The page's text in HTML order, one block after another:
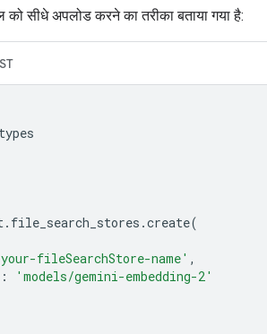
सीधे अपलोड करने का तरीका बताया गया है:
types
. file_search_stores .create(
fileSearchStore-name' ,
:
'models/gemini-embedding-2'